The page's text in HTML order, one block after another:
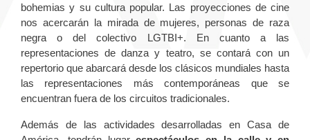
bohemias y su cultura popular. Las proyecciones de cine
nos acercarán la mirada de mujeres, personas de raza
negra o del colectivo LGTBI+. En cuanto a las
representaciones de danza y teatro, se contará con un
repertorio que abarcará desde los clásicos mundiales hasta
las representaciones más contemporáneas que se
encuentran fuera de los circuitos tradicionales.
Además de las actividades desarrolladas en Casa de